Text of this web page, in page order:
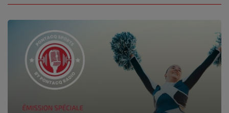
L'ÉQUIPE
C'ÉTAIT QUOI CE TITRE ?
MÉDIAS